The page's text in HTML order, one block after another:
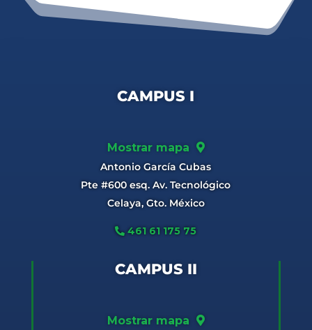
CAMPUS I
Mostrar mapa
Antonio García Cubas
Pte #600 esq. Av. Tecnológico
Celaya, Gto. México
461 61 175 75
CAMPUS II
Mostrar mapa